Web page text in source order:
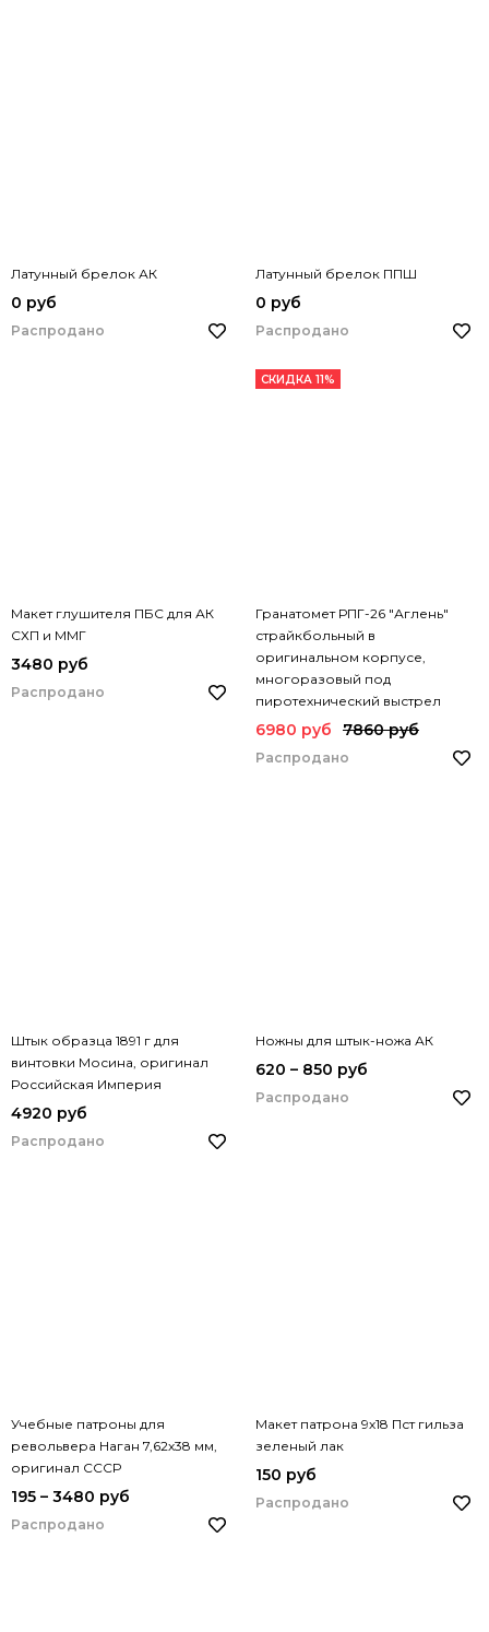
Латунный брелок АК
0 руб
Распродано
Латунный брелок ППШ
0 руб
Распродано
Макет глушителя ПБС для АК
СХП и ММГ
3480 руб
Распродано
СКИДКА 11%
Гранатомет РПГ-26 "Аглень"
страйкбольный в
оригинальном корпусе,
многоразовый под
пиротехнический выстрел
6980 руб 7860 руб
Распродано
Штык образца 1891 г для
винтовки Мосина, оригинал
Российская Империя
4920 руб
Распродано
Ножны для штык-ножа АК
620 – 850 руб
Распродано
Учебные патроны для
револьвера Наган 7,62х38 мм,
оригинал СССР
195 – 3480 руб
Распродано
Макет патрона 9х18 Пст гильза
зеленый лак
150 руб
Распродано